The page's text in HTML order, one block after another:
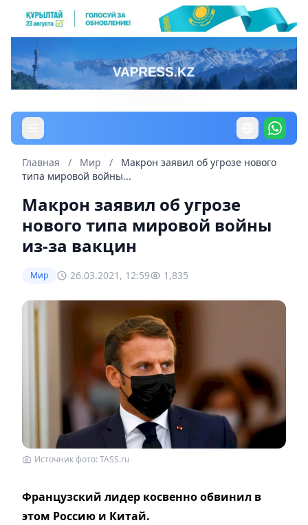
Главная / Мир /
Макрон заявил об угрозе нового
типа мировой войны...
Макрон заявил об угрозе
нового типа мировой войны
из-за вакцин
Мир 26.03.2021, 12:59 1,835
Источник фото: TASS.ru
Французский лидер косвенно обвинил в
этом Россию и Китай.